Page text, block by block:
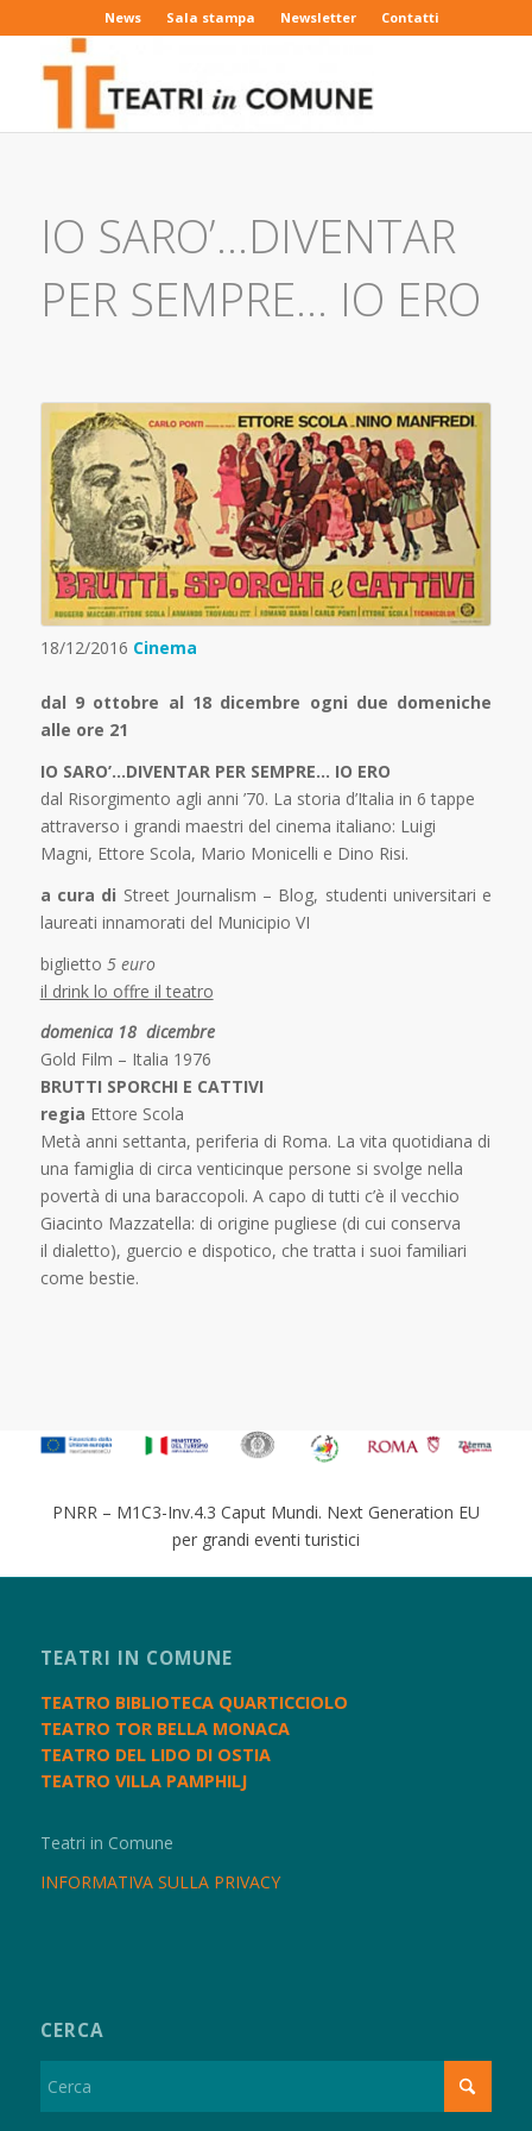
News Sala stampa Newsletter Contatti
IO SARO’…DIVENTAR
PER SEMPRE… IO ERO
18/12/2016 Cinema
dal 9 ottobre al 18 dicembre ogni due domeniche
alle ore 21
IO SARO’…DIVENTAR PER SEMPRE… IO ERO
dal Risorgimento agli anni ’70. La storia d’Italia in 6 tappe
attraverso i grandi maestri del cinema italiano: Luigi
Magni, Ettore Scola, Mario Monicelli e Dino Risi.
a cura di Street Journalism – Blog, studenti universitari e
laureati innamorati del Municipio VI
biglietto 5 euro
il drink lo offre il teatro
domenica 18 dicembre
Gold Film – Italia 1976
BRUTTI SPORCHI E CATTIVI
regia Ettore Scola
Metà anni settanta, periferia di Roma. La vita quotidiana di
una famiglia di circa venticinque persone si svolge nella
povertà di una baraccopoli. A capo di tutti c’è il vecchio
Giacinto Mazzatella: di origine pugliese (di cui conserva
il dialetto), guercio e dispotico, che tratta i suoi familiari
come bestie.
PNRR – M1C3-Inv.4.3 Caput Mundi. Next Generation EU
per grandi eventi turistici
TEATRI IN COMUNE
TEATRO BIBLIOTECA QUARTICCIOLO
TEATRO TOR BELLA MONACA
TEATRO DEL LIDO DI OSTIA
TEATRO VILLA PAMPHILJ
Teatri in Comune
INFORMATIVA SULLA PRIVACY
CERCA